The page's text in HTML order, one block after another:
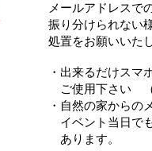
メールアドレスで
振り分けられない
処置をお願いいた
・出来るだけスマ
ご使用下さい （
・自然の家からの
イベント当日で
あります。